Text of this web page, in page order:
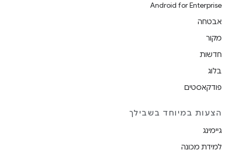
Android for Enterprise
אבטחה
מקור
חדשות
בלוג
פודקאסטים
הצעות במיוחד בשבילך
גיימינג
למידת מכונה